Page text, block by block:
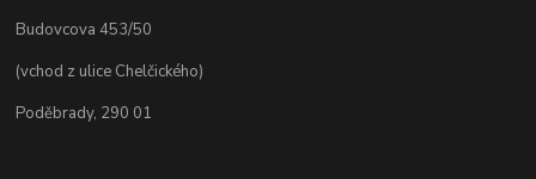
Budovcova 453/50
(vchod z ulice Chelčického)
Poděbrady, 290 01